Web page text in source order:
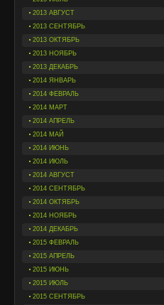
2013 АВГУСТ
2013 СЕНТЯБРЬ
2013 ОКТЯБРЬ
2013 НОЯБРЬ
2013 ДЕКАБРЬ
2014 ЯНВАРЬ
2014 ФЕВРАЛЬ
2014 МАРТ
2014 АПРЕЛЬ
2014 МАЙ
2014 ИЮНЬ
2014 ИЮЛЬ
2014 АВГУСТ
2014 СЕНТЯБРЬ
2014 ОКТЯБРЬ
2014 НОЯБРЬ
2014 ДЕКАБРЬ
2015 ФЕВРАЛЬ
2015 АПРЕЛЬ
2015 ИЮНЬ
2015 ИЮЛЬ
2015 СЕНТЯБРЬ